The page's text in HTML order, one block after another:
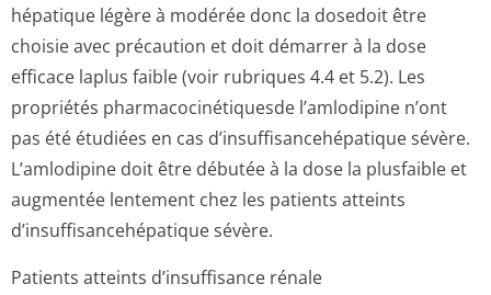
hépatique légère à modérée donc la dosedoit être
choisie avec précaution et doit démarrer à la dose
efficace laplus faible (voir rubriques 4.4 et 5.2). Les
propriétés pharmacocinéti­quesde l’amlodipine n’ont
pas été étudiées en cas d’insuffisance­hépatique sévère.
L’amlodipine doit être débutée à la dose la plusfaible et
augmentée lentement chez les patients atteints
d’insuffisance­hépatique sévère.
Patients atteints d’insuffisance rénale